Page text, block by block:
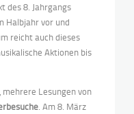
des 8. Jahrgangs
Halbjahr vor und
reicht auch dieses
Aktionen bis
mehrere Lesungen von
. Am 8. März